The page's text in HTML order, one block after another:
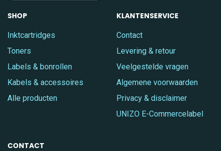
SHOP
Inktcartridges
Toners
Labels & bonrollen
Kabels & accessoires
Alle producten
KLANTENSERVICE
Contact
Levering & retour
Veelgestelde vragen
Algemene voorwaarden
Privacy & disclaimer
UNIZO E-Commercelabel
CONTACT